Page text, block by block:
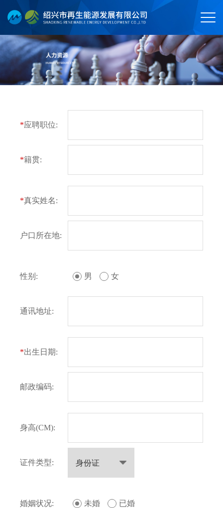
*应聘职位:
*籍贯:
*真实姓名:
户口所在地:
性别: 男 女
通讯地址:
*出生日期:
邮政编码:
身高(CM):
证件类型:
婚姻状况: 未婚 已婚